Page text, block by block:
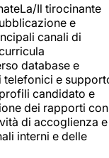
Il tirocinante
e
canali di
database e
telefonici e
candidato e
dei rapporti con
di accoglienza e
interni e delle